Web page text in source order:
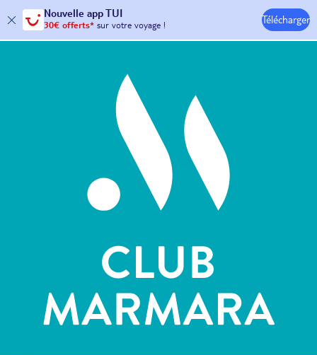
Nouvelle app TUI
30€ offerts*sur votre
voyage !
avec le code :
Télécharger
Hôtels & Clubs